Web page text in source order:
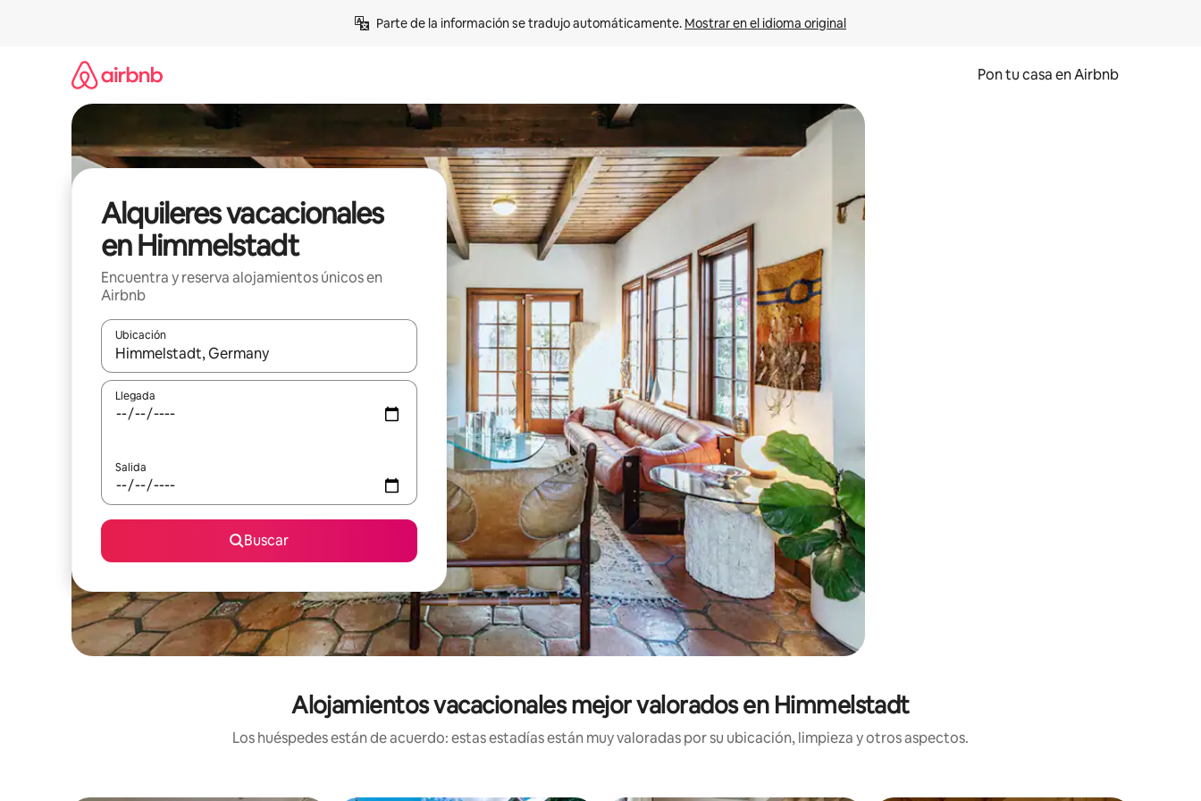
Parte de la información se tradujo automáticamente. Mostrar en el idioma original
Pon tu casa en Airbnb
Alquileres vacacionales
en Himmelstadt
Encuentra y reserva alojamientos únicos en
Airbnb
Ubicación
Cuando los resultados estén disponibles, navega con las teclas de flecha hacia arriba y hacia abajo o explora con el tacto o desliza el dedo.
Llegada
Salida
Buscar
Alojamientos vacacionales mejor valorados en Himmelstadt
Los huéspedes están de acuerdo: estas estadías están muy valoradas por su ubicación, limpieza y otros aspectos.